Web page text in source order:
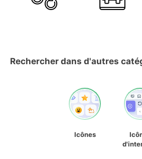
Rechercher dans d'autres
Icônes